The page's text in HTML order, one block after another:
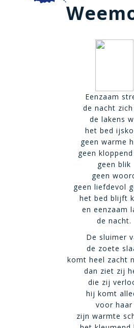
Eenzaam
de nacht
de lakens
het bed
geen warme
geen
geen blik
geen
geen liefdevol
het bed blijft
en eenzaam
de nacht.
De sluimer
de zoete
komt heel zacht
dan ziet zij
die zij
hij komt
voor haar
zijn warmte